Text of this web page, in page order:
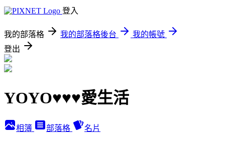
登入
我的部落格 我的部落格後台
我的帳號
登出
YOYO♥♥♥愛生活
相簿 部落格 名片